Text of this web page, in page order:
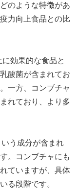
のような特徴があ
力向上食品との比
効果的な食品と
酸菌が含まれてお
一方、コンブチャ
れており、より多
う成分が含まれ
。コンブチャにも
ていますが、具体
る段階です。